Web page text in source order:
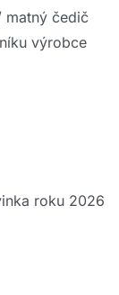
matný čedič
výrobce
roku 2026